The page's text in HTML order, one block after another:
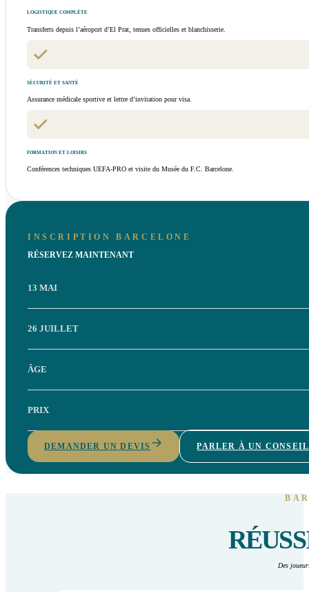
LOGISTIQUE COMPLÈTE
Transferts depuis l’aéroport d’El Prat, tenues officielles et blanchisserie.
SÉCURITÉ ET SANTÉ
Assurance médicale sportive et lettre d’invitation pour visa.
FORMATION ET LOISIRS
Conférences techniques UEFA-PRO et visite du Musée du F.C. Barcelone.
INSCRIPTION BARCELONE
RÉSERVEZ MAINTENANT
13 MAI
26 JUILLET
ÂGE
PRIX
DEMANDER UN DEVIS PARLER À UN
Des